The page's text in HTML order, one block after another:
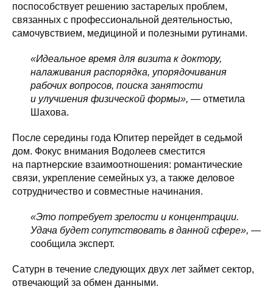
поспособствует решению застарелых проблем,
связанных с профессиональной деятельностью,
самочувствием, медициной и полезными рутинами.
«Идеальное время для визита к доктору,
налаживания распорядка, упорядочивания
рабочих вопросов, поиска занятости
и улучшения физической формы», — отметила
Шахова.
После середины года Юпитер перейдет в седьмой
дом. Фокус внимания Водолеев сместится
на партнерские взаимоотношения: романтические
связи, укрепление семейных уз, а также деловое
сотрудничество и совместные начинания.
«Это потребует зрелости и концентрации.
Удача будет сопутствовать в данной сфере», —
сообщила эксперт.
Сатурн в течение следующих двух лет займет сектор,
отвечающий за обмен данными.